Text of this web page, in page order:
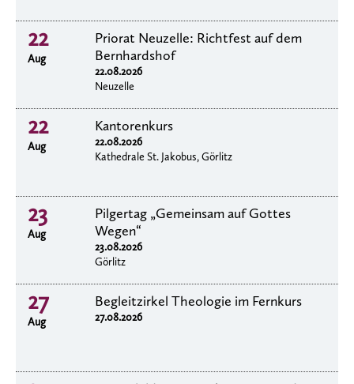
22
Aug
Priorat Neuzelle: Richtfest auf dem
Bernhardshof
22.08.2026
Neuzelle
22
Aug
Kantorenkurs
22.08.2026
Kathedrale St. Jakobus, Görlitz
23
Aug
Pilgertag „Gemeinsam auf Gottes
Wegen“
23.08.2026
Görlitz
27
Aug
Begleitzirkel Theologie im Fernkurs
27.08.2026